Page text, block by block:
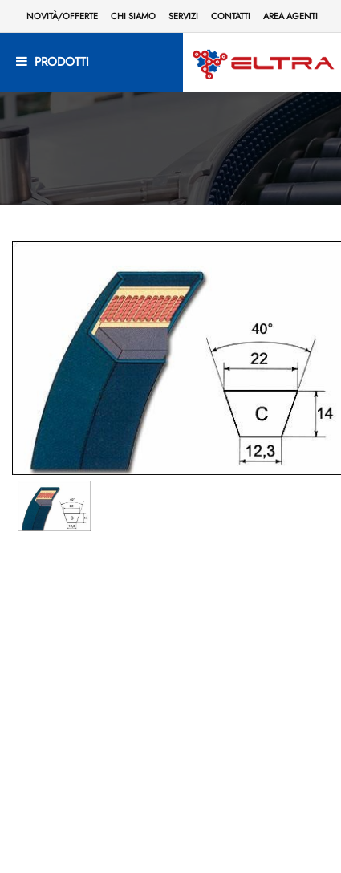
NOVITÀ/OFFERTE CHI SIAMO SERVIZI CONTATTI AREA AGENTI
PRODOTTI